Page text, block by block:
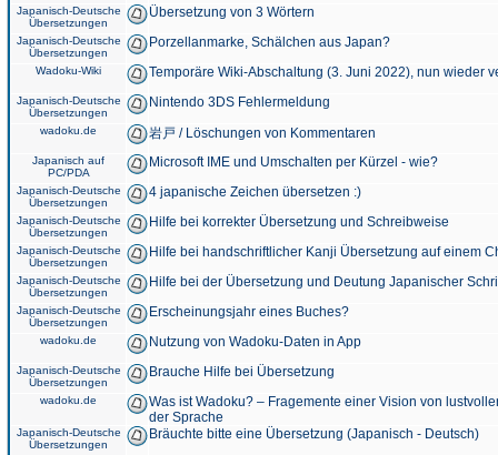
Japanisch-Deutsche
Übersetzungen
Übersetzung von 3 Wörtern
Japanisch-Deutsche
Übersetzungen
Porzellanmarke, Schälchen aus Japan?
Wadoku-Wiki Temporäre Wiki-Abschaltung (3. Juni 2022), nun wieder
Japanisch-Deutsche
Übersetzungen
Nintendo 3DS Fehlermeldung
wadoku.de 岩戸 / Löschungen von Kommentaren
Japanisch auf
PC/PDA
Microsoft IME und Umschalten per Kürzel - wie?
Japanisch-Deutsche
Übersetzungen
4 japanische Zeichen übersetzen :)
Japanisch-Deutsche
Übersetzungen
Hilfe bei korrekter Übersetzung und Schreibweise
Japanisch-Deutsche
Übersetzungen
Hilfe bei handschriftlicher Kanji Übersetzung auf einem
Japanisch-Deutsche
Übersetzungen
Hilfe bei der Übersetzung und Deutung Japanischer
Japanisch-Deutsche
Übersetzungen
Erscheinungsjahr eines Buches?
wadoku.de Nutzung von Wadoku-Daten in App
Japanisch-Deutsche
Übersetzungen
Brauche Hilfe bei Übersetzung
wadoku.de
Was ist Wadoku? – Fragemente einer Vision von
der Sprache
Japanisch-Deutsche
Übersetzungen
Bräuchte bitte eine Übersetzung (Japanisch - Deutsch)